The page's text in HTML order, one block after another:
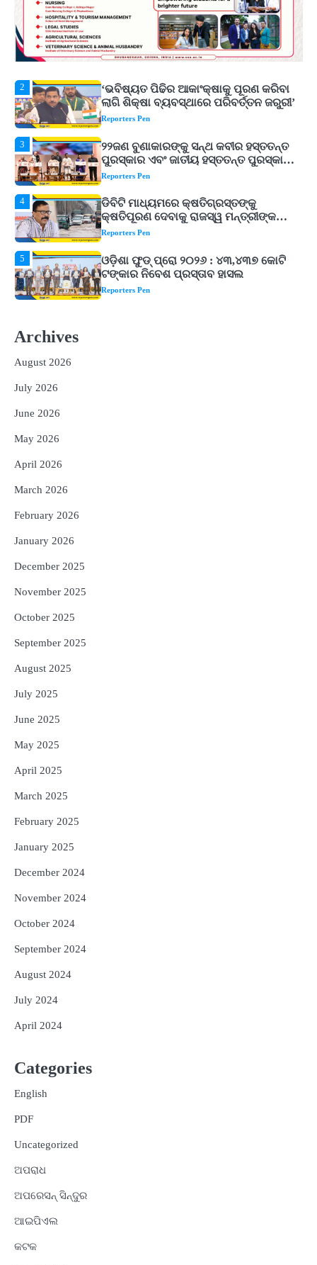
‘ଭବିଷ୍ୟତ ପିଢିର ଆକାଂକ୍ଷାକୁ ପୂରଣ କରିବା
ଲାଗି ଶିକ୍ଷା ବ୍ୟବସ୍ଥାରେ ପରିବର୍ତ୍ତନ ଜରୁରୀ’
Reporters Pen
3
୨୨ଜଣ ବୁଣାକାରଙ୍କୁ ସନ୍ଥ କବୀର ହସ୍ତତନ୍ତ
ପୁରସ୍କାର ଏବଂ ଜାତୀୟ ହସ୍ତତନ୍ତ ପୁରସ୍କାର
ପ୍ରଦାନ, ଓଡ଼ିଶାରୁ ୨ ଜଣଙ୍କୁ ମିଳିଲା
Reporters Pen
4
ଡିବିଟି ମାଧ୍ୟମରେ କ୍ଷତିଗ୍ରସ୍ତଙ୍କୁ
କ୍ଷତିପୂରଣ ଦେବାକୁ ରାଜସ୍ୱ ମନ୍ତ୍ରୀଙ୍କ
ନିର୍ଦ୍ଦେଶ
Reporters Pen
5
ଓଡ଼ିଶା ଫୁଡ୍ ପ୍ରୋ ୨୦୨୬ : ୪୩,୪୩୭ କୋଟି
ଟଙ୍କାର ନିବେଶ ପ୍ରସ୍ତାବ ହାସଲ
Reporters Pen
1
ଘରର ବାସ୍ତୁଦୋଷ ଦୂର କରିବ ଲିଲି ଫୁଲ!
Reporters Pen
5
Archives
August 2026
July 2026
June 2026
May 2026
April 2026
March 2026
February 2026
January 2026
December 2025
November 2025
October 2025
September 2025
August 2025
July 2025
June 2025
May 2025
April 2025
March 2025
February 2025
January 2025
December 2024
November 2024
October 2024
September 2024
August 2024
July 2024
April 2024
Categories
English
PDF
Uncategorized
ଅପରାଧ
ଅପରେସନ୍ ସିନ୍ଦୁର
ଆଇପିଏଲ
କଟକ